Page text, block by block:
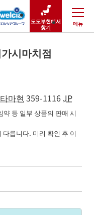
도도부현에서
찾기
메뉴
닫기
시마치점
마현 359-1116JP
등 일부 상품의 판매 시
릅니다. 미리 확인 후 이